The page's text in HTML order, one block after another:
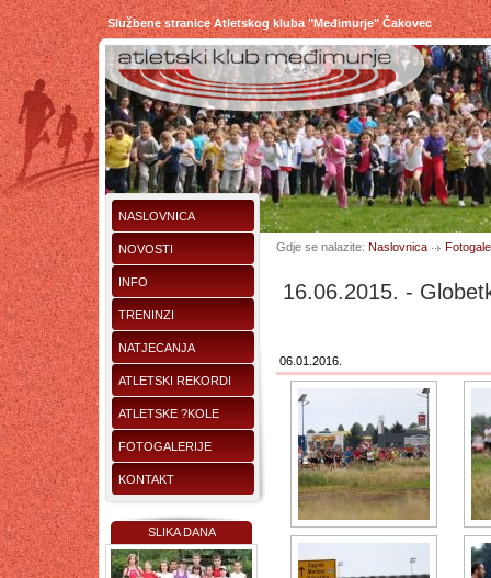
Službene stranice Atletskog kluba "Međimurje" Čakovec
NASLOVNICA
NOVOSTI
INFO
TRENINZI
NATJECANJA
ATLETSKI REKORDI
ATLETSKE ?KOLE
FOTOGALERIJE
KONTAKT
SLIKA DANA
Gdje se nalazite: Naslovnica
16.06.2015. -
06.01.2016.